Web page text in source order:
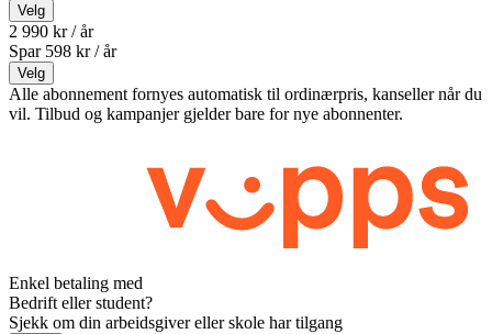
Velg
2 990 kr / år
Spar 598 kr /år
Velg
Alle abonnement fornyes automatisk til ordinærpris, kanseller når du
vil. Tilbud og kampanjer gjelder bare for nye abonnenter.
Enkel betaling med
Bedrift eller student?
Sjekk om din arbeidsgiver eller skole har tilgang